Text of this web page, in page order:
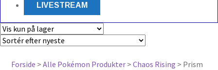
LIVESTREAM
Forside > Alle Pokémon Produkter> Chaos Rising > Prism